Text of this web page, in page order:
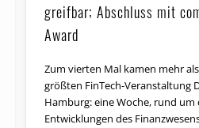
greifbar; Abschluss mit
Award
Zum vierten Mal kamen mehr
größten FinTech-Veranstaltung
Hamburg: eine Woche, rund um
Entwicklungen des